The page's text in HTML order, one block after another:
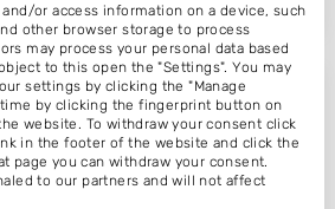
Hairstyling Good Vibes
Vlietstraat 3
3371SX Hardinxveld-Giessendam
or access information on a device, such
other browser storage to process
may process your personal data based
to this open the "Settings". You may
settings by clicking the "Manage
by clicking the fingerprint button on
website. To withdraw your consent click
in the footer of the website and click the
page you can withdraw your consent.
to our partners and will not affect